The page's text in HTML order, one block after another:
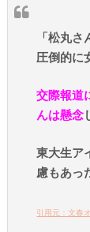
「松丸
圧倒的に
交際報道
んは懸念
東大生ア
慮もあっ
引用元：文春